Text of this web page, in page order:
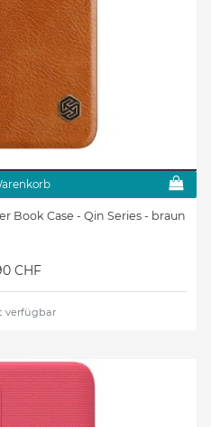
Book Case - Qin Series - braun
CHF
verfügbar